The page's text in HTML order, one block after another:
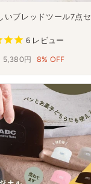
いブレッドツール7点セ
6レビュー
セ
ル
5,380円 8% OFF